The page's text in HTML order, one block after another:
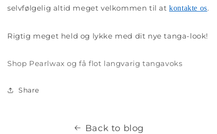
selvfølgelig altid meget velkommen til atkontakte os.
Rigtig meget held og lykke med dit nye tanga-look!
Shop Pearlwax og få flot langvarig tangavoks
Share
Back to blog